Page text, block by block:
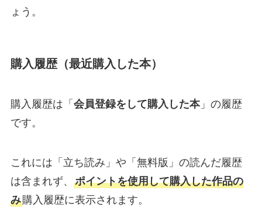
ょう。
購入履歴（最近購入した本）
購入履歴は「 会員登録をして購入した本」の履歴
です。
これには「立ち読み」や「無料版」の読んだ履歴
は含まれず、 ポイントを使用して購入した作品の
み購入履歴に表示されます。